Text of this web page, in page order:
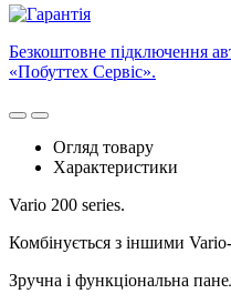
Безкоштовне підключення
«Побуттех Сервіс».
Огляд товару
Характеристики
Vario 200 series.
Комбінується з іншими
Зручна і функціональна